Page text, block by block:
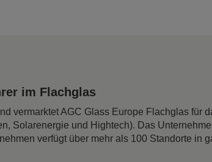
im Flachglas
vermarktet AGC Glass Europe Flachglas für
Solarenergie und Hightech). Das
verfügt über mehr als 100 Standorte in